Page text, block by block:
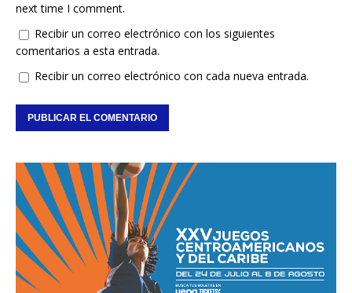
next time I comment.
Recibir un correo electrónico con los siguientes
comentarios a esta entrada.
Recibir un correo electrónico con cada nueva entrada.